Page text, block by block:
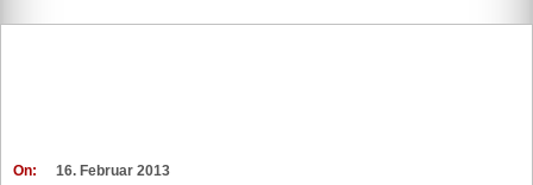
On: 16. Februar 2013